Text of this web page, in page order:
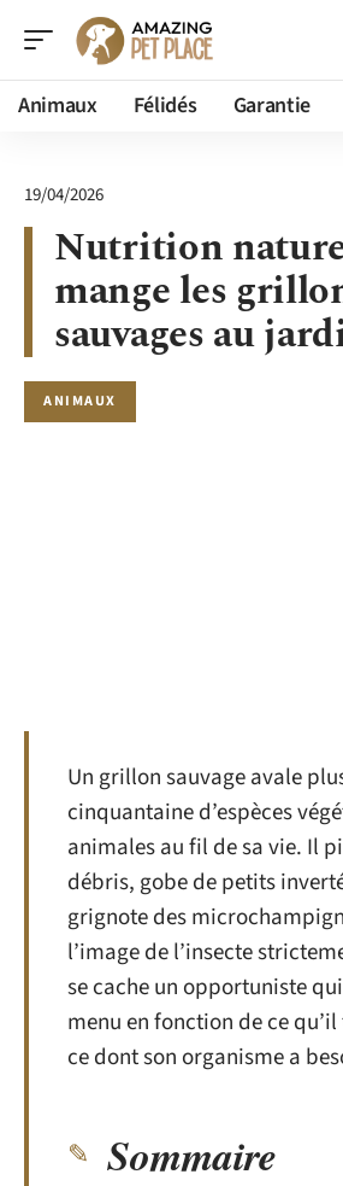
Animaux Félidés Garantie
19/04/2026
Nutrition
mange les
sauvages au
ANIMAUX
Un grillon sauvage avale
cinquantaine d’espèces
animales au fil de sa vie. Il
débris, gobe de petits
grignote des
l’image de l’insecte
se cache un opportuniste
menu en fonction de ce
ce dont son organisme a
Sommaire